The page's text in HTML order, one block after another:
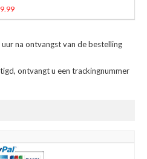
na ontvangst van de bestelling
ontvangt u een trackingnummer